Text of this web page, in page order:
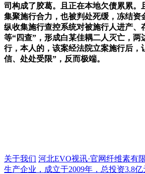
司构成了胶葛。且正在本地欠债累累。
集聚施行合力，也被判处死缓，冻结资
纵收集施行查控系统对被施行人进产、
等“四查”，形成白某佳耦二人灭亡，两
行，本人的，该案经法院立案施行后，
信、处处受限”，反而极端。
关于我们 河北EVO视讯·官网纤维素有
生产企业，成立于2009年，总投资3.8亿